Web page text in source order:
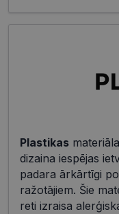
Plastikas
dizaina iespējas
padara ārkārtīgi
ražotājiem. Šie
reti izraisa